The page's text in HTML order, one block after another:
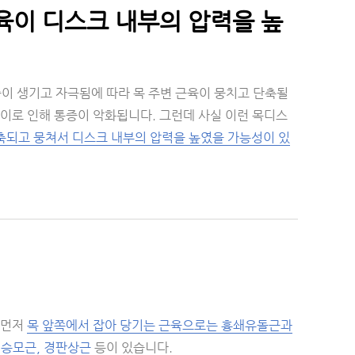
이 디스크 내부의 압력을 높
생기고 자극됨에 따라 목 주변 근육이 뭉치고 단축될
로 인해 통증이 악화됩니다. 그런데 사실 이런 목디스
되고 뭉쳐서 디스크 내부의 압력을 높였을 가능성이 있
저 목 앞쪽에서 잡아 당기는 근육으로는 흉쇄유돌근과
모근, 경판상근 등이 있습니다.